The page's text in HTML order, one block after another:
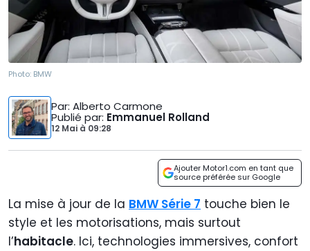
Photo: BMW
Par: Alberto Carmone
Publié par: Emmanuel Rolland
12 Mai à 09:28
Ajouter Motor1.com en tant que
source préférée sur Google
La mise à jour de la BMW Série 7 touche bien le
style et les motorisations, mais surtout
l’habitacle. Ici, technologies immersives, confort